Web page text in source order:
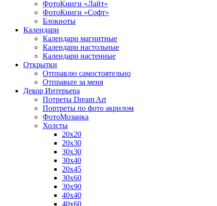
ФотоКниги «Лайт»
ФотоКниги «Софт»
Блокноты
Календари
Календари магнитные
Календари настольные
Календари настенные
Открытки
Отправлю самостоятельно
Отправьте за меня
Декор Интерьера
Потреты Dream Art
Портреты по фото акрилом
ФотоМозаика
Холсты
20х20
20х30
30х30
30х40
20х45
30х60
30х90
40х40
40х60